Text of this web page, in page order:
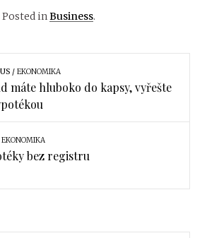
Posted inBusiness.
EKONOMIKA
máte hluboko do kapsy, vyřešte
EKONOMIKA
bez registru